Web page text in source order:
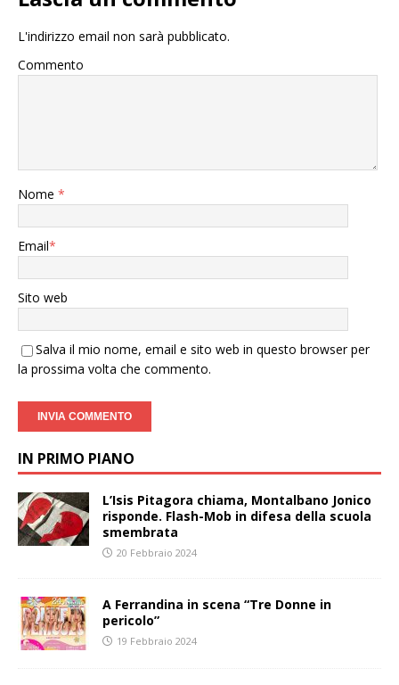
L'indirizzo email non sarà pubblicato.
Commento
Nome *
Email*
Sito web
Salva il mio nome, email e sito web in questo browser per
la prossima volta che commento.
IN PRIMO PIANO
L’Isis Pitagora chiama, Montalbano Jonico
risponde. Flash-Mob in difesa della scuola
smembrata
20 Febbraio 2024
A Ferrandina in scena “Tre Donne in
pericolo”
19 Febbraio 2024